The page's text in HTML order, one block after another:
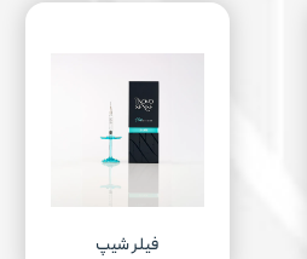
فیلر شیپ